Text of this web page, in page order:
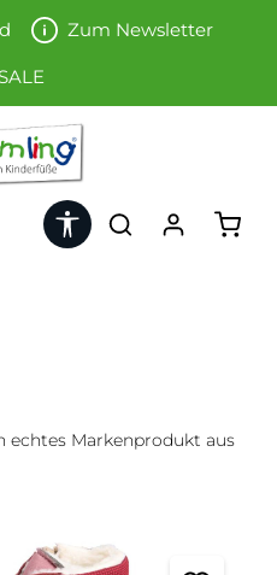
Zum Newsletter
Werkzeugleiste anzeigen
echtes Markenprodukt aus